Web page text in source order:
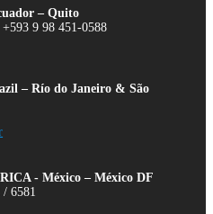
– Quito
9 98 451-0588
– Río do Janeiro & São
- México – México DF
6581